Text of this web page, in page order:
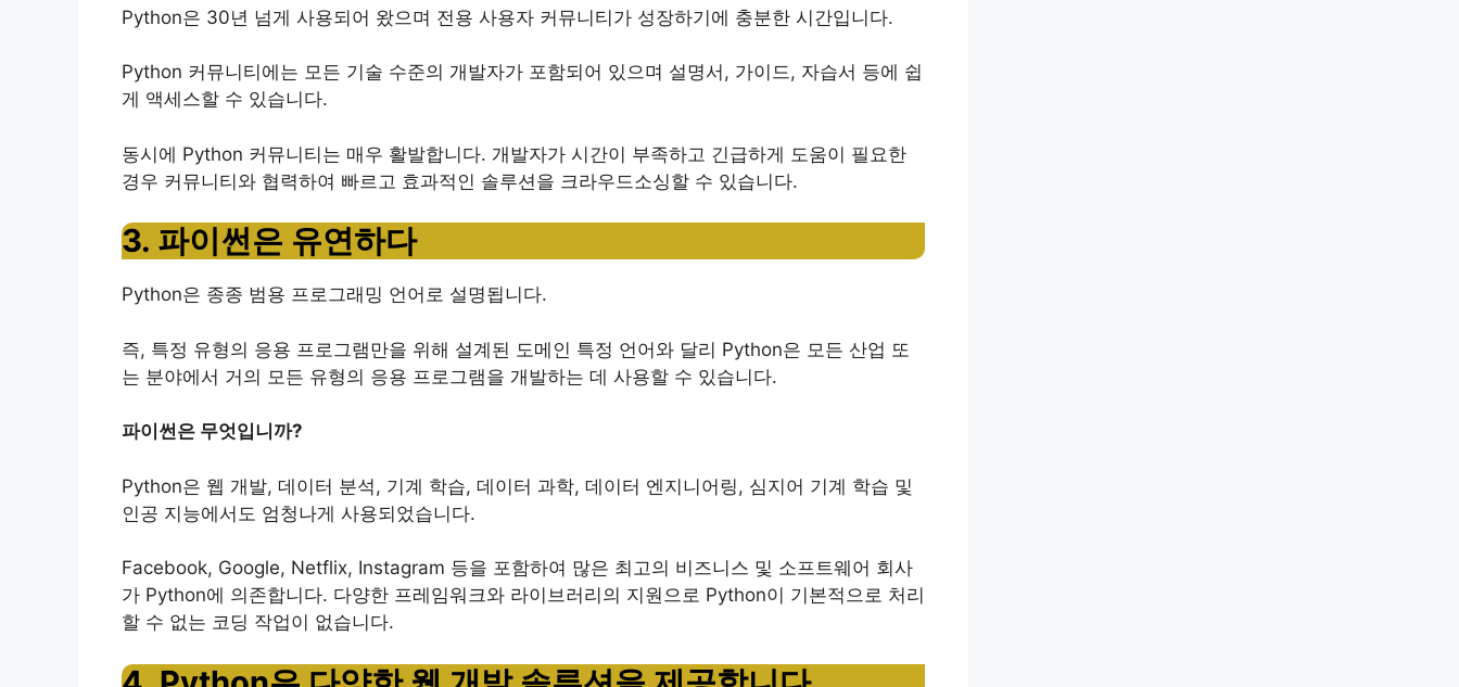
Python은 30년 넘게 사용되어 왔으며 전용 사용자 커뮤니티가 성장하기에 충분한 시간입니다.
Python 커뮤니티에는 모든 기술 수준의 개발자가 포함되어 있으며 설명서, 가이드, 자습서 등에 쉽
게 액세스할 수 있습니다.
동시에 Python 커뮤니티는 매우 활발합니다. 개발자가 시간이 부족하고 긴급하게 도움이 필요한
경우 커뮤니티와 협력하여 빠르고 효과적인 솔루션을 크라우드소싱할 수 있습니다.
3. 파이썬은 유연하다
Python은 종종 범용 프로그래밍 언어로 설명됩니다.
즉, 특정 유형의 응용 프로그램만을 위해 설계된 도메인 특정 언어와 달리 Python은 모든 산업 또
는 분야에서 거의 모든 유형의 응용 프로그램을 개발하는 데 사용할 수 있습니다.
파이썬은 무엇입니까?
Python은 웹 개발, 데이터 분석, 기계 학습, 데이터 과학, 데이터 엔지니어링, 심지어 기계 학습 및
인공 지능에서도 엄청나게 사용되었습니다.
Facebook, Google, Netflix, Instagram 등을 포함하여 많은 최고의 비즈니스 및 소프트웨어 회사
가 Python에 의존합니다. 다양한 프레임워크와 라이브러리의 지원으로 Python이 기본적으로 처리
할 수 없는 코딩 작업이 없습니다.